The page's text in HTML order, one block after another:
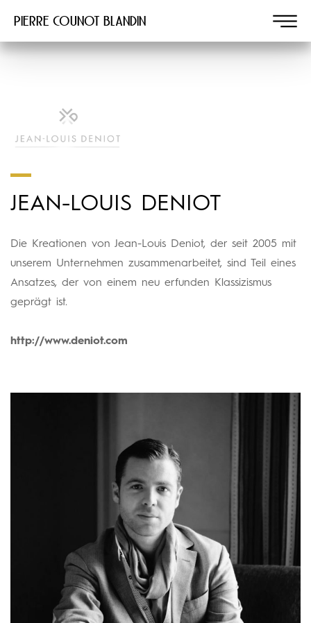
Pierre COUNOT BLANDIN
JEAN-LOUIS DENIOT
Die Kreationen von Jean-Louis Deniot, der seit 2005 mit
unserem Unternehmen zusammenarbeitet, sind Teil eines
Ansatzes, der von einem neu erfunden Klassizismus
geprägt ist.
http://www.deniot.com